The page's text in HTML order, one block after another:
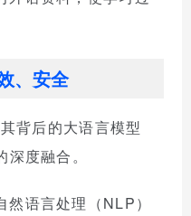
、安全
背后的大语言模型
度融合。
然语言处理（NLP）